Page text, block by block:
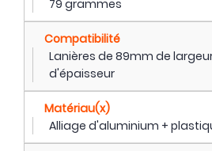
79 grammes
Compatibilité
Lanières de 89mm de
d'épaisseur
Matériau(x)
Alliage d'aluminium +